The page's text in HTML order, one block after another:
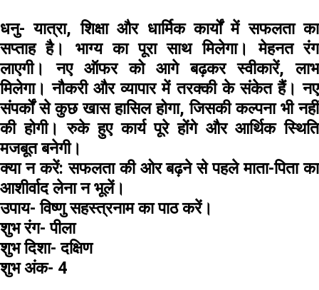
धनु- यात्रा, शिक्षा और धार्मिक कार्यों में सफलता का
सप्ताह है। भाग्य का पूरा साथ मिलेगा। मेहनत रंग
लाएगी। नए ऑफर को आगे बढ़कर स्वीकारें, लाभ
मिलेगा। नौकरी और व्यापार में तरक्की के संकेत हैं। नए
संपर्कों से कुछ खास हासिल होगा, जिसकी कल्पना भी नहीं
की होगी। रुके हुए कार्य पूरे होंगे और आर्थिक स्थिति
मजबूत बनेगी।
क्या न करें: सफलता की ओर बढ़ने से पहले माता-पिता का
आशीर्वाद लेना न भूलें।
उपाय- विष्णु सहस्त्रनाम का पाठ करें।
शुभ रंग- पीला
शुभ दिशा- दक्षिण
शुभ अंक- 4